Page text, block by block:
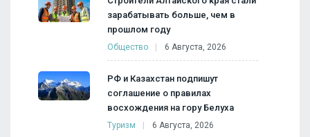
зарабатывать больше, чем в
прошлом году
Общество 6 Августа, 2026
РФ и Казахстан подпишут
соглашение о правилах
восхождения на гору Белуха
Туризм 6 Августа, 2026